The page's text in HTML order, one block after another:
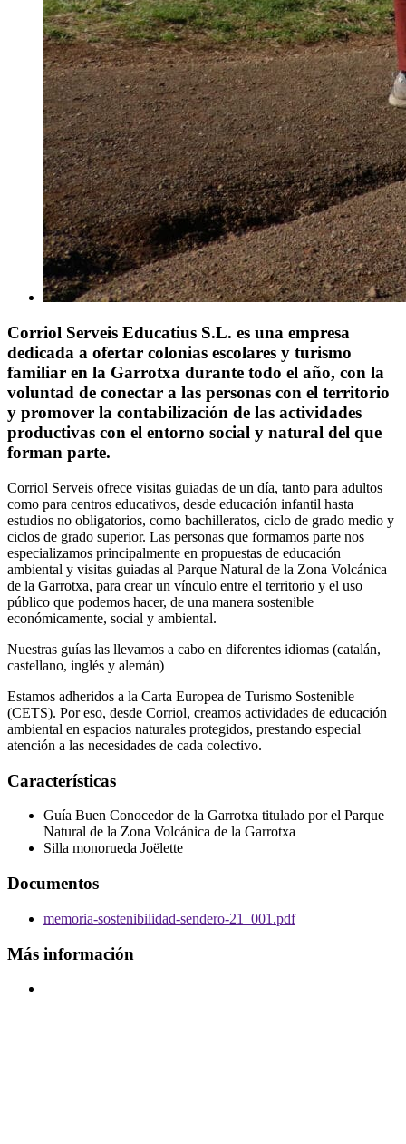
Corriol Serveis Educatius S.L. es una empresa
dedicada a ofertar colonias escolares y turismo
familiar en la Garrotxa durante todo el año, con la
voluntad de conectar a las personas con el territorio
y promover la contabilización de las actividades
productivas con el entorno social y natural del que
forman parte.
Corriol Serveis ofrece visitas guiadas de un día, tanto para adultos
como para centros educativos, desde educación infantil hasta
estudios no obligatorios, como bachilleratos, ciclo de grado medio y
ciclos de grado superior. Las personas que formamos parte nos
especializamos principalmente en propuestas de educación
ambiental y visitas guiadas al Parque Natural de la Zona Volcánica
de la Garrotxa, para crear un vínculo entre el territorio y el uso
público que podemos hacer, de una manera sostenible
económicamente, social y ambiental.
Nuestras guías las llevamos a cabo en diferentes idiomas (catalán,
castellano, inglés y alemán)
Estamos adheridos a la Carta Europea de Turismo Sostenible
(CETS). Por eso, desde Corriol, creamos actividades de educación
ambiental en espacios naturales protegidos, prestando especial
atención a las necesidades de cada colectivo.
Características
Guía Buen Conocedor de la Garrotxa titulado por el Parque
Natural de la Zona Volcánica de la Garrotxa
Silla monorueda Joëlette
Documentos
memoria-sostenibilidad-sendero-21_001.pdf
Más información